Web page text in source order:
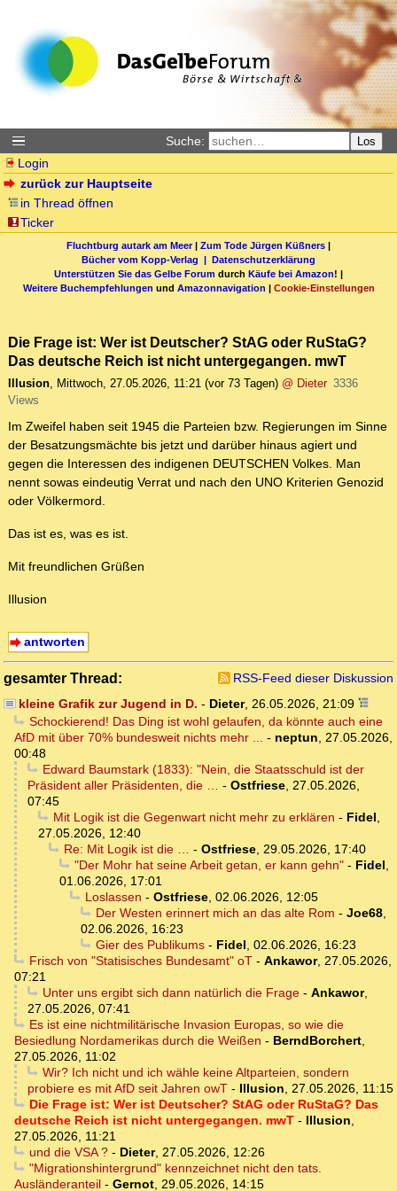
Suche: Los
Login
zurück zur Hauptseite
in Thread öffnen
Ticker
Fluchtburg autark am Meer| Zum Tode Jürgen Küßners |
Bücher vom Kopp-Verlag | Datenschutzerklärung
Unterstützen Sie das Gelbe Forum durch Käufe bei Amazon! |
Weitere Buchempfehlungen und Amazonnavigation | Cookie-Einstellungen
Die Frage ist: Wer ist Deutscher? StAG oder RuStaG?
Das deutsche Reich ist nicht untergegangen. mwT
Illusion, Mittwoch, 27.05.2026, 11:21 (vor 73 Tagen) @ Dieter 3336
Views
Im Zweifel haben seit 1945 die Parteien bzw. Regierungen im Sinne
der Besatzungsmächte bis jetzt und darüber hinaus agiert und
gegen die Interessen des indigenen DEUTSCHEN Volkes. Man
nennt sowas eindeutig Verrat und nach den UNO Kriterien Genozid
oder Völkermord.
Das ist es, was es ist.
Mit freundlichen Grüßen
Illusion
antworten
gesamter Thread:
RSS-Feed dieser Diskussion
kleine Grafik zur Jugend in D. - Dieter, 26.05.2026, 21:09
Schockierend! Das Ding ist wohl gelaufen, da könnte auch eine
AfD mit über 70% bundesweit nichts mehr ... - neptun, 27.05.2026,
00:48
Edward Baumstark (1833): "Nein, die Staatsschuld ist der
Präsident aller Präsidenten, die … - Ostfriese, 27.05.2026,
07:45
Mit Logik ist die Gegenwart nicht mehr zu erklären - Fidel,
27.05.2026, 12:40
Re: Mit Logik ist die … - Ostfriese, 29.05.2026, 17:40
"Der Mohr hat seine Arbeit getan, er kann gehn"- Fidel,
01.06.2026, 17:01
Loslassen - Ostfriese, 02.06.2026, 12:05
Der Westen erinnert mich an das alte Rom - Joe68,
02.06.2026, 16:23
Gier des Publikums- Fidel, 02.06.2026, 16:23
Frisch von "Statisisches Bundesamt" oT- Ankawor, 27.05.2026,
07:21
Unter uns ergibt sich dann natürlich die Frage- Ankawor,
27.05.2026, 07:41
Es ist eine nichtmilitärische Invasion Europas, so wie die
Besiedlung Nordamerikas durch die Weißen - BerndBorchert,
27.05.2026, 11:02
Wir? Ich nicht und ich wähle keine Altparteien, sondern
probiere es mit AfD seit Jahren owT - Illusion, 27.05.2026, 11:15
Die Frage ist: Wer ist Deutscher? StAG oder RuStaG? Das
deutsche Reich ist nicht untergegangen. mwT - Illusion,
27.05.2026, 11:21
und die VSA ?- Dieter, 27.05.2026, 12:26
"Migrationshintergrund" kennzeichnet nicht den tats.
Ausländeranteil - Gernot, 29.05.2026, 14:15